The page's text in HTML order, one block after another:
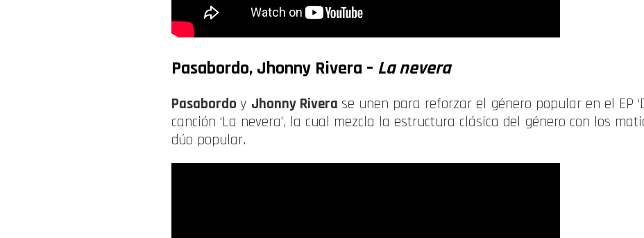
Pasabordo, Jhonny Rivera – La nevera
Pasabordo y Jhonny Rivera se unen para reforzar el género popular en el EP
canción ‘La nevera’, la cual mezcla la estructura clásica del género con los
dúo popular.